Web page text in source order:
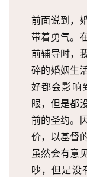
登录
前面说到，
带着勇气。
前辅导时，
碎的婚姻生
好都会影响
眼，但是都
前的圣约。
价，以基督
虽然会有意
吵，但是没